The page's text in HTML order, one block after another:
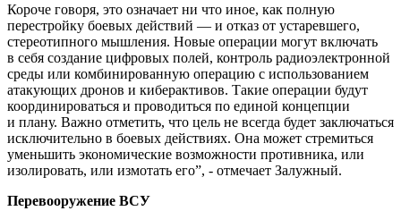
Короче говоря, это означает ни что иное, как полную
перестройку боевых действий — и отказ от устаревшего,
стереотипного мышления. Новые операции могут включать
в себя создание цифровых полей, контроль радиоэлектронной
среды или комбинированную операцию с использованием
атакующих дронов и киберактивов. Такие операции будут
координироваться и проводиться по единой концепции
и плану. Важно отметить, что цель не всегда будет заключаться
исключительно в боевых действиях. Она может стремиться
уменьшить экономические возможности противника, или
изолировать, или измотать его”, - отмечает Залужный.
Перевооружение ВСУ